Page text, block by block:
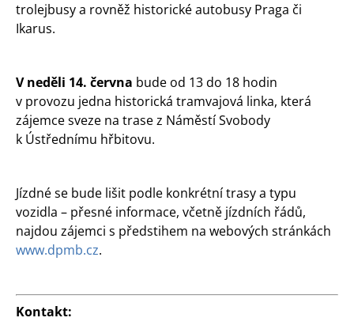
trolejbusy a rovněž historické autobusy Praga či
Ikarus.
V neděli 14. června bude od 13 do 18 hodin
v provozu jedna historická tramvajová linka, která
zájemce sveze na trase z Náměstí Svobody
k Ústřednímu hřbitovu.
Jízdné se bude lišit podle konkrétní trasy a typu
vozidla – přesné informace, včetně jízdních řádů,
najdou zájemci s předstihem na webových stránkách
www.dpmb.cz.
Kontakt: